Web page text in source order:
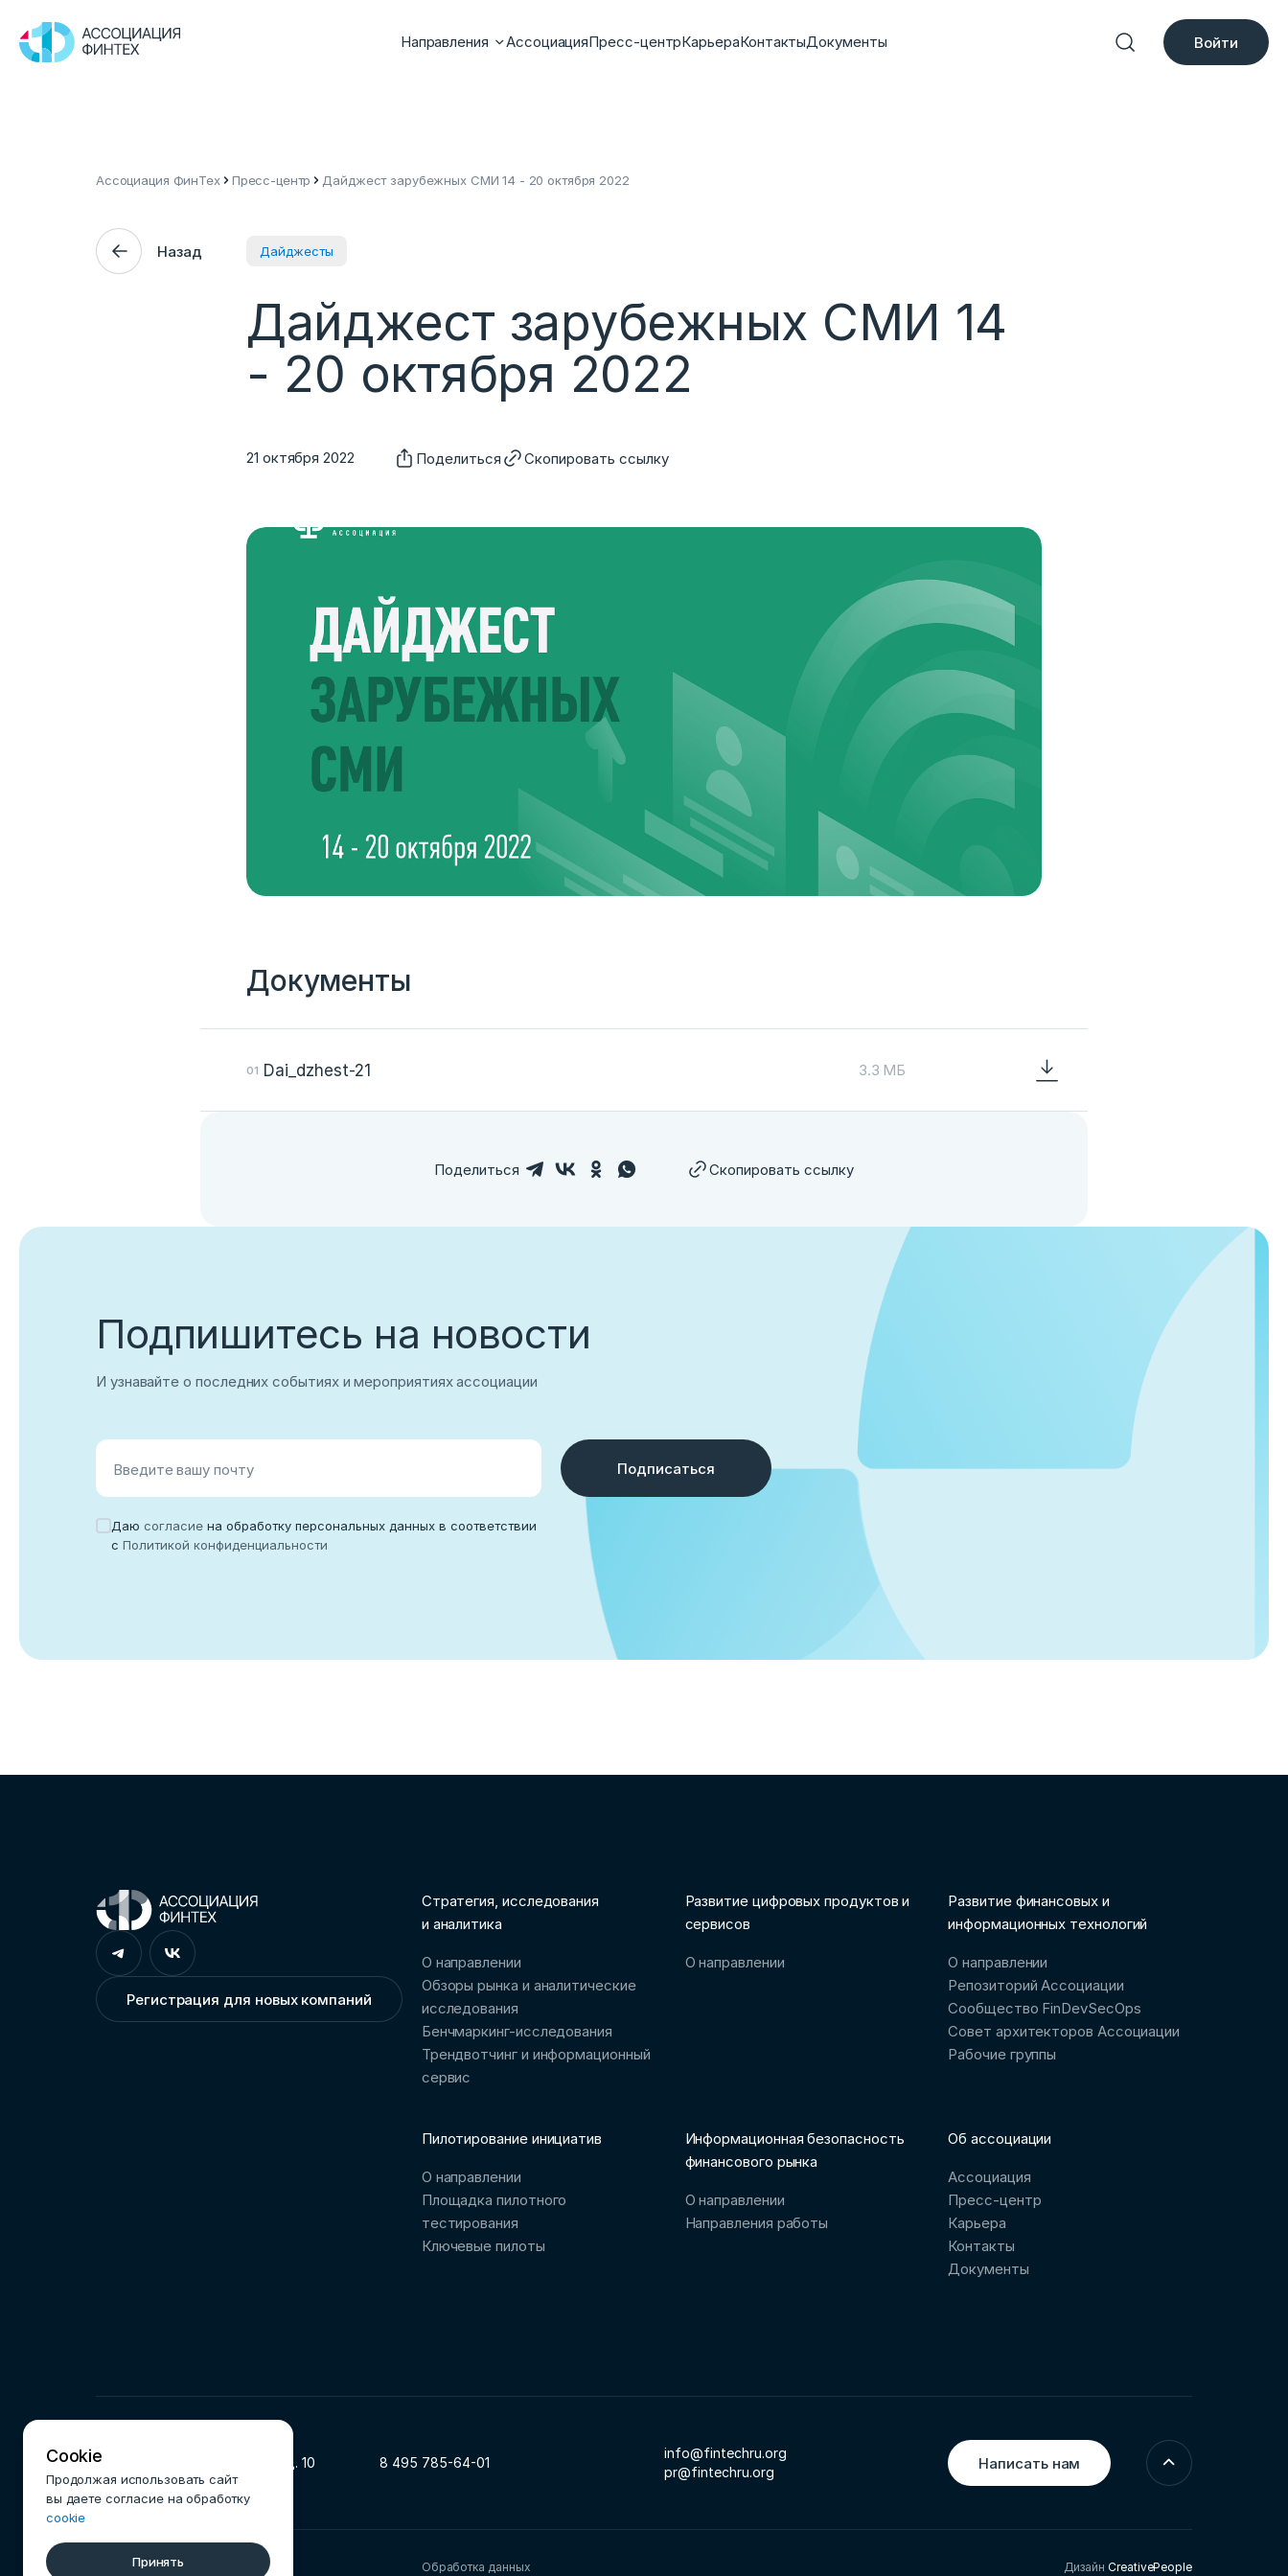
Направления АссоциацияПресс-центрКарьераКонтактыДокументы Войти
Ассоциация ФинТех Пресс-центр Дайджест зарубежных СМИ 14 - 20 октября 2022
Назад
21 октября 2022
Дайджесты
Дайджест зарубежных СМИ 14
- 20 октября 2022
Поделиться Скопировать ссылку
Документы
Dai_dzhest-21 3.3 МБ
Поделиться Скопировать ссылку
Подпишитесь на новости
И узнавайте о последних событиях и мероприятиях ассоциации
Введите вашу почту
Даю согласие на обработку персональных данных в соответствии
с Политикой конфиденциальности
Подписаться
Стратегия, исследования
и аналитика
О направлении
Обзоры рынка и аналитические
исследования
Бенчмаркинг-исследования
Трендвотчинг и информационный
сервис
Развитие цифровых продуктов и
сервисов
О направлении
Развитие финансовых и
информационных технологий
О направлении
Репозиторий Ассоциации
Сообщество FinDevSecOps
Совет архитекторов Ассоциации
Рабочие группы
Пилотирование инициатив
О направлении
Площадка пилотного
тестирования
Ключевые пилоты
Информационная безопасность
финансового рынка
О направлении
Направления работы
Об ассоциации
Ассоциация
Пресс-центр
Карьера
Контакты
Документы
119002, г. Москва, ул. Арбат, д. 10 8 495 785-64-01
info@fintechru.org
pr@fintechru.org
Регистрация для новых компаний
Написать нам
Обработка данных
© 2025 Ассоциация ФинТех ДизайнCreativePeople
Cookie
Продолжая использовать сайт
вы даете согласие на обработку
cookie
Принять
Корпоративный email
Нет учетной записи?